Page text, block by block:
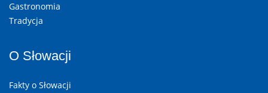
Gastronomia
Tradycja
O Słowacji
Fakty o Słowacji